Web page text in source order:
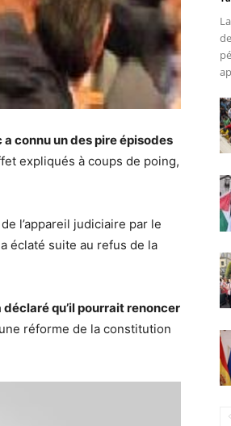
connu un des pire épisodes
expliqués à coups de poing,
l’appareil judiciaire par le
éclaté suite au refus de la
qu’il pourrait renoncer
réforme de la constitution